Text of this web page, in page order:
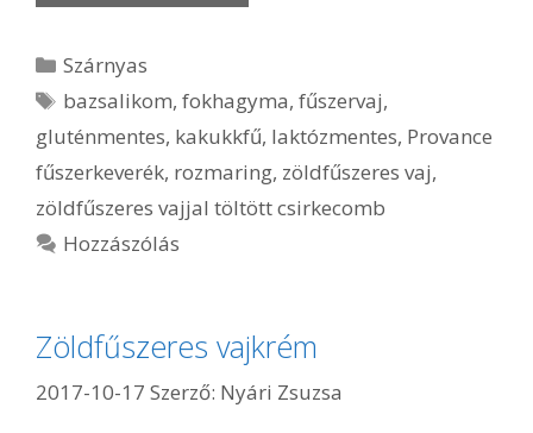
Kategória
Szárnyas
Címkék
bazsalikom,fokhagyma,fűszervaj,
gluténmentes, kakukkfű, laktózmentes, Provance
fűszerkeverék, rozmaring, zöldfűszeres vaj,
zöldfűszeres vajjal töltött csirkecomb
Hozzászólás
Zöldfűszeres vajkrém
2017-10-17 Szerző: Nyári Zsuzsa